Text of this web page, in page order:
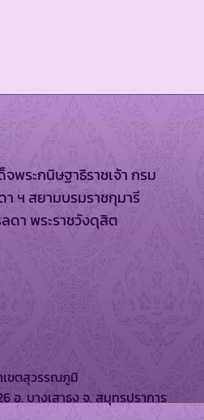
พระกนิษฐาธิราชเจ้า กรม
ฯ สยามบรมราชกุมารี
ดา พระราชวังดุสิต
ขตสุวรรณภูมิ
อ. บางเสาธง จ. สมุทรปราการ